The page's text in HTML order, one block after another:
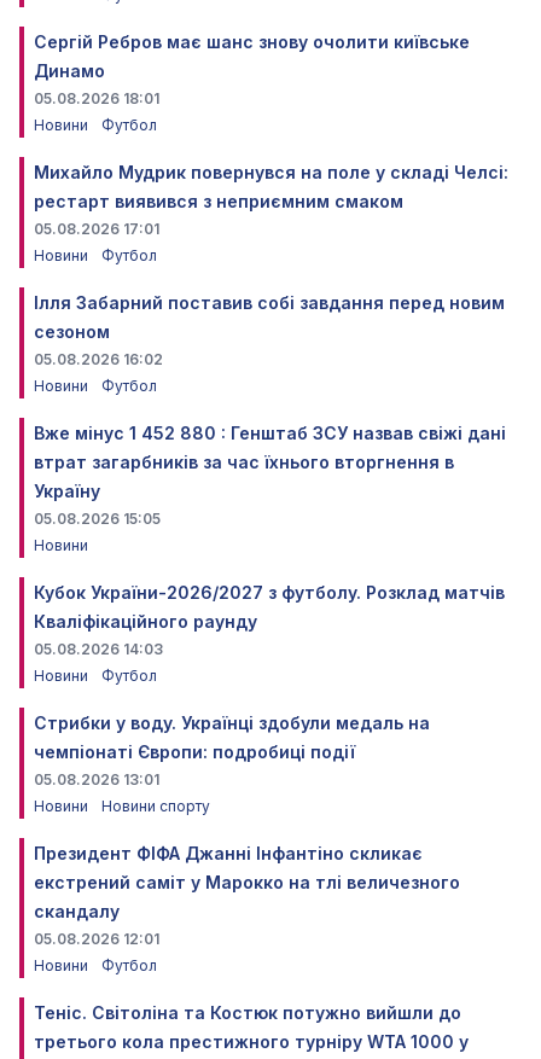
Сергій Ребров має шанс знову очолити київське
Динамо
05.08.2026 18:01
Новини
Футбол
Михайло Мудрик повернувся на поле у складі Челсі:
рестарт виявився з неприємним смаком
05.08.2026 17:01
Новини
Футбол
Ілля Забарний поставив собі завдання перед новим
сезоном
05.08.2026 16:02
Новини
Футбол
Вже мінус 1 452 880 : Генштаб ЗСУ назвав свіжі дані
втрат загарбників за час їхнього вторгнення в
Україну
05.08.2026 15:05
Новини
Кубок України-2026/2027 з футболу. Розклад матчів
Кваліфікаційного раунду
05.08.2026 14:03
Новини
Футбол
Стрибки у воду. Українці здобули медаль на
чемпіонаті Європи: подробиці події
05.08.2026 13:01
Новини
Новини спорту
Президент ФІФА Джанні Інфантіно скликає
екстрений саміт у Марокко на тлі величезного
скандалу
05.08.2026 12:01
Новини
Футбол
Теніс. Світоліна та Костюк потужно вийшли до
третього кола престижного турніру WTA 1000 у